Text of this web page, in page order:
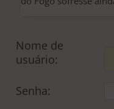
Nome de
usuário:
Senha: